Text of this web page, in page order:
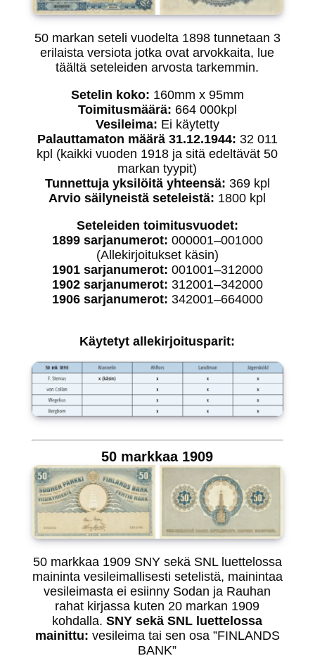
50 markan seteli vuodelta 1898 tunnetaan 3
erilaista versiota jotka ovat arvokkaita, lue
täältä seteleiden arvosta tarkemmin.
Setelin koko: 160mm x 95mm
Toimitusmäärä: 664 000kpl
Vesileima: Ei käytetty
Palauttamaton määrä 31.12.1944: 32 011
kpl (kaikki vuoden 1918 ja sitä edeltävät 50
markan tyypit)
Tunnettuja yksilöitä yhteensä: 369 kpl
Arvio säilyneistä seteleistä: 1800 kpl
Seteleiden toimitusvuodet:
1899 sarjanumerot: 000001–001000
(Allekirjoitukset käsin)
1901 sarjanumerot: 001001–312000
1902 sarjanumerot: 312001–342000
1906 sarjanumerot: 342001–664000
Käytetyt allekirjoitusparit:
50 markkaa 1909
50 markkaa 1909 SNY sekä SNL luettelossa
maininta vesileimallisesti setelistä, mainintaa
vesileimasta ei esiinny Sodan ja Rauhan
rahat kirjassa kuten 20 markan 1909
kohdalla.SNY sekä SNL luettelossa
mainittu: vesileima tai sen osa ”FINLANDS
BANK”